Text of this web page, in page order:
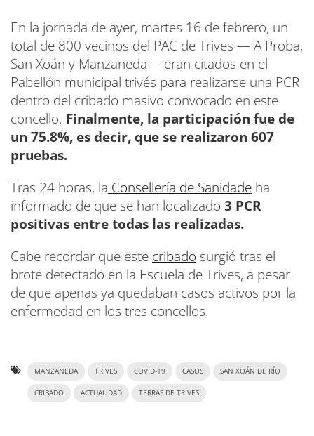
En la jornada de ayer, martes 16 de febrero, un
total de 800 vecinos del PAC de Trives — A Proba,
San Xoán y Manzaneda— eran citados en el
Pabellón municipal trivés para realizarse una PCR
dentro del cribado masivo convocado en este
concello. Finalmente, la participación fue de
un 75.8%, es decir, que se realizaron 607
pruebas.
Tras 24 horas, la Consellería de Sanidade ha
informado de que se han localizado 3 PCR
positivas entre todas las realizadas.
Cabe recordar que este cribado surgió tras el
brote detectado en la Escuela de Trives, a pesar
de que apenas ya quedaban casos activos por la
enfermedad en los tres concellos.
MANZANEDA TRIVES COVID-19 CASOS SAN XOÁN DE RÍO
CRIBADO ACTUALIDAD TERRAS DE TRIVES